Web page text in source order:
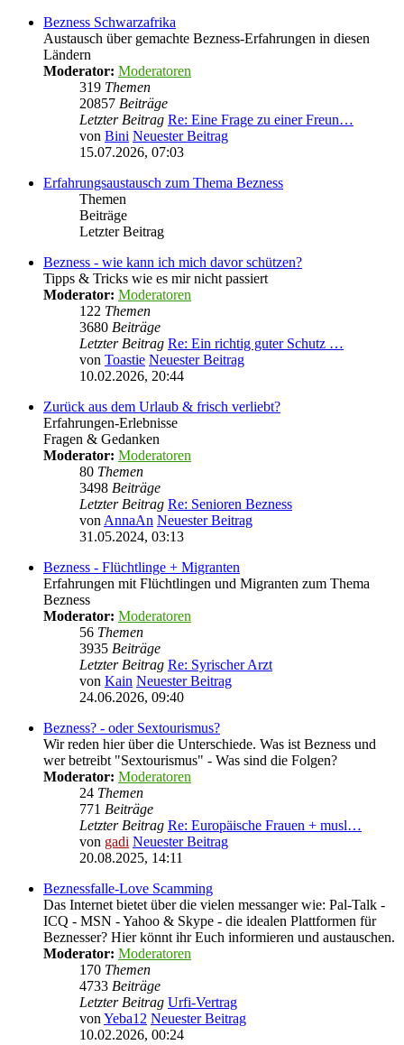
Bezness Schwarzafrika
Austausch über gemachte Bezness-Erfahrungen in diesen
Ländern
Moderator: Moderatoren
319 Themen
20857 Beiträge
Letzter Beitrag Re: Eine Frage zu einer Freun…
von Bini Neuester Beitrag
15.07.2026, 07:03
Erfahrungsaustausch zum Thema Bezness
Themen
Beiträge
Letzter Beitrag
Bezness - wie kann ich mich davor schützen?
Tipps & Tricks wie es mir nicht passiert
Moderator: Moderatoren
122 Themen
3680 Beiträge
Letzter Beitrag Re: Ein richtig guter Schutz …
von Toastie Neuester Beitrag
10.02.2026, 20:44
Zurück aus dem Urlaub & frisch verliebt?
Erfahrungen-Erlebnisse
Fragen & Gedanken
Moderator: Moderatoren
80 Themen
3498 Beiträge
Letzter Beitrag Re: Senioren Bezness
von AnnaAn Neuester Beitrag
31.05.2024, 03:13
Bezness - Flüchtlinge + Migranten
Erfahrungen mit Flüchtlingen und Migranten zum Thema
Bezness
Moderator: Moderatoren
56 Themen
3935 Beiträge
Letzter Beitrag Re: Syrischer Arzt
von Kain Neuester Beitrag
24.06.2026, 09:40
Bezness? - oder Sextourismus?
Wir reden hier über die Unterschiede. Was ist Bezness und
wer betreibt "Sextourismus" - Was sind die Folgen?
Moderator: Moderatoren
24 Themen
771 Beiträge
Letzter Beitrag Re: Europäische Frauen + musl…
von gadi Neuester Beitrag
20.08.2025, 14:11
Beznessfalle-Love Scamming
Das Internet bietet über die vielen messanger wie: Pal-Talk -
ICQ - MSN - Yahoo & Skype - die idealen Plattformen für
Beznesser? Hier könnt ihr Euch informieren und austauschen.
Moderator: Moderatoren
170 Themen
4733 Beiträge
Letzter Beitrag Urfi-Vertrag
von Yeba12 Neuester Beitrag
10.02.2026, 00:24